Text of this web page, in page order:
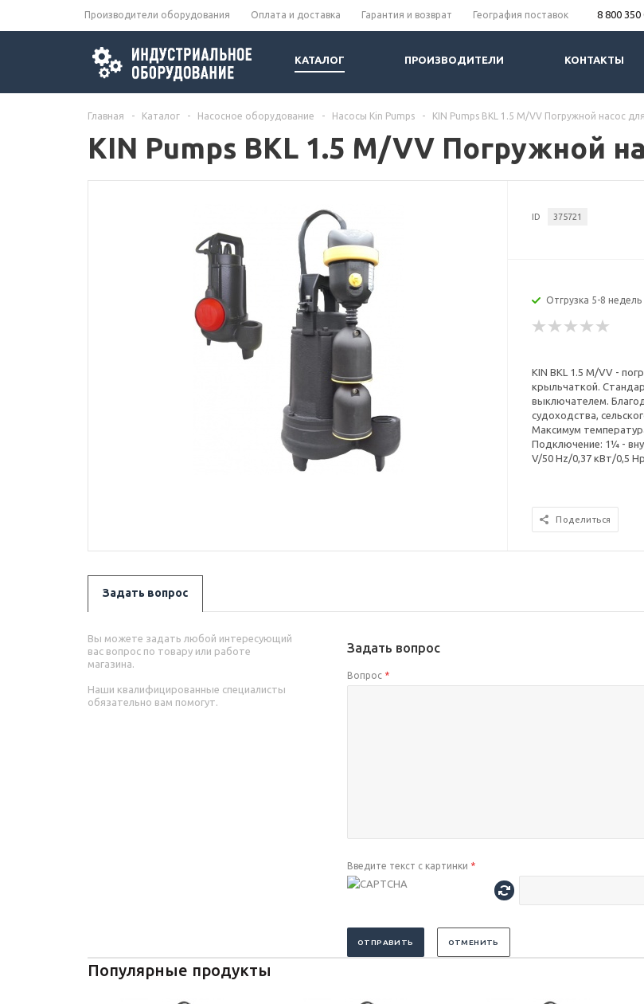
Производители оборудования Оплата и доставка Гарантия и возврат География поставок 8 800 350
КАТАЛОГ ПРОИЗВОДИТЕЛИ КОНТАКТЫ
Главная - Каталог - Насосное оборудование - Насосы Kin Pumps - KIN Pumps BKL 1.5 M/VV Погружной насос
KIN Pumps BKL 1.5 M/VV Погружной
ID 375721
Отгрузка 5-8 недель
KIN BKL 1.5 M/VV -
крыльчаткой.
выключателем.
судоходства,
Максимум
Подключение: 1¼ -
V/50 Hz/0,37 кВт/0,5
Поделиться
Задать вопрос
Вы можете задать любой интересующий
вас вопрос по товару или работе
магазина.
Наши квалифицированные специалисты
обязательно вам помогут.
Задать вопрос
Вопрос *
Введите текст с картинки *
ОТПРАВИТЬ ОТМЕНИТЬ
Популярные продукты